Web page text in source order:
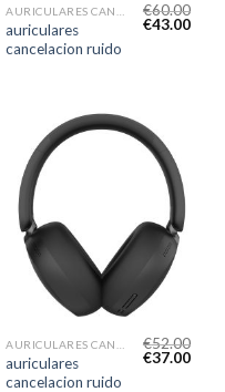
auriculares
cancelacion ruido
€60.00
€43.00
auriculares
cancelacion ruido
€52.00
€37.00